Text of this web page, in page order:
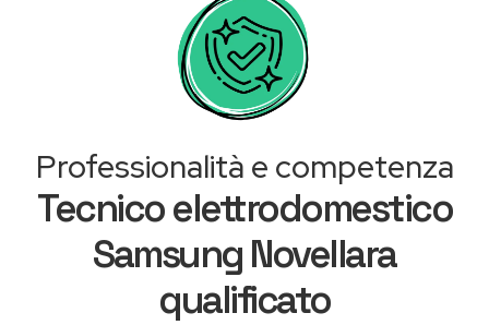
Professionalità e competenza
Tecnico elettrodomestico
Samsung Novellara
qualificato